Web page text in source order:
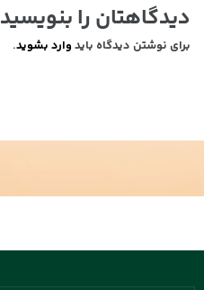
دیدگاهتان را بنویسید
برای نوشتن دیدگاه باید وارد بشوید.